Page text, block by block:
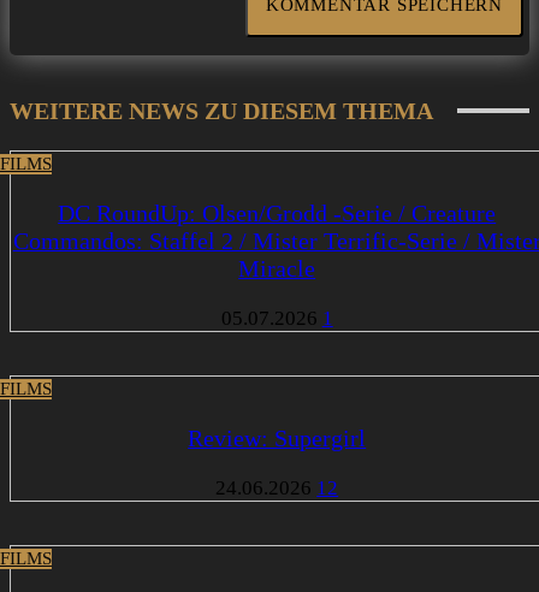
WEITERE NEWS ZU DIESEM THEMA
DC RoundUp: Olsen/Grodd -Serie / Creature
Commandos: Staffel 2 / Mister Terrific-Serie /
Miracle
05.07.2026 1
Review: Supergirl
24.06.2026 12